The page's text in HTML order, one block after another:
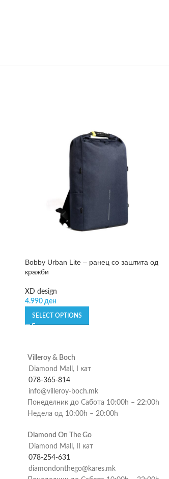
Bobby Urban Lite – ранец со заштита од
кражби
XD design
4.990 ден
SELECT OPTIONS
Villeroy & Boch
Diamond Mall, I кат
078-365-814
info@villeroy-boch.mk
Понеделник до Сабота 10:00h – 22:00h
Недела од 10:00h – 20:00h
Diamond On The Go
Diamond Mall, II кат
078-254-631
diamondonthego@kares.mk